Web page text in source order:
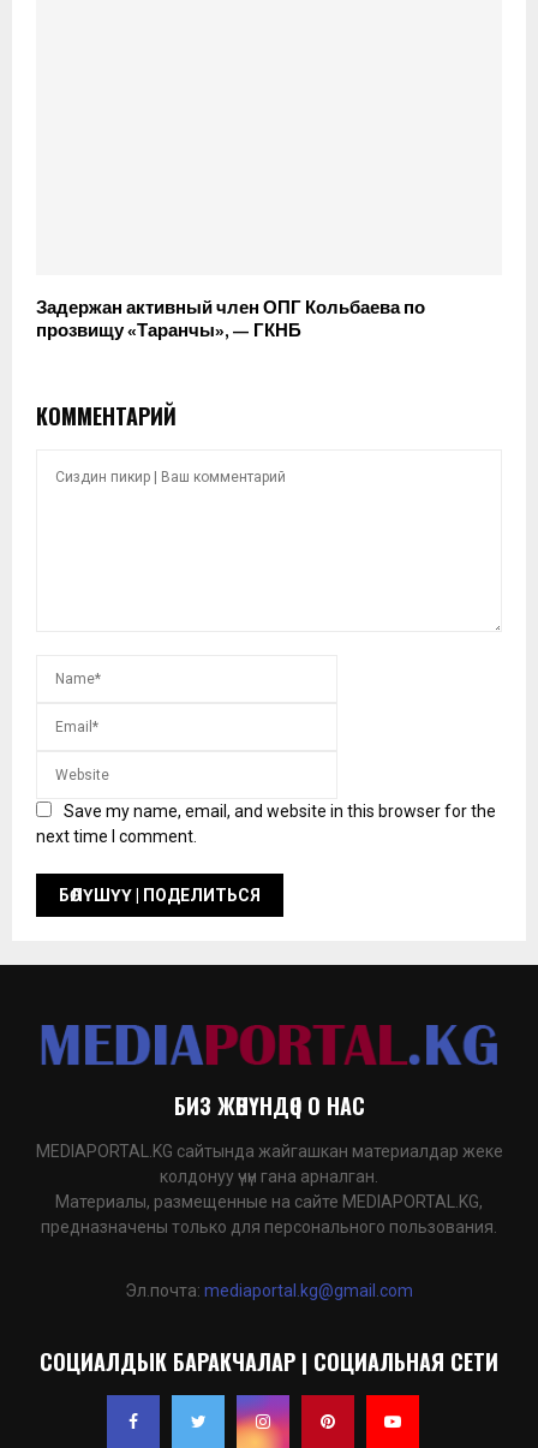
Задержан активный член ОПГ Кольбаева по
прозвищу «Таранчы», — ГКНБ
КОММЕНТАРИЙ
Save my name, email, and website in this browser for the
next time I comment.
БИЗ ЖӨНҮНДӨ | О НАС
MEDIAPORTAL.KG сайтында жайгашкан материалдар жеке
колдонуу үчүн гана арналган.
Материалы, размещенные на сайте MEDIAPORTAL.KG,
предназначены только для персонального пользования.
Эл.почта: mediaportal.kg@gmail.com
СОЦИАЛДЫК БАРАКЧАЛАР | СОЦИАЛЬНАЯ СЕТИ